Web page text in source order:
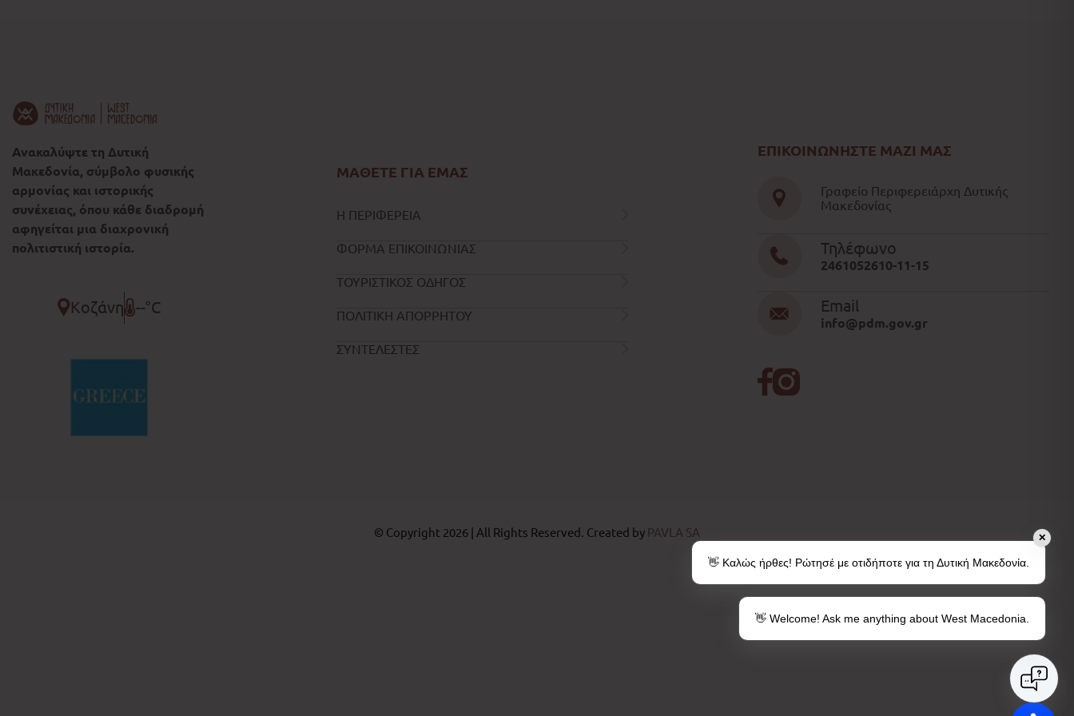
Ανακαλύψτε τη Δυτική
Μακεδονία, σύμβολο φυσικής
αρμονίας και ιστορικής
συνέχειας, όπου κάθε διαδρομή
αφηγείται μια διαχρονική
πολιτιστική ιστορία.
Κοζάνη --°C
ΜΑΘΕΤΕ ΓΙΑ ΕΜΑΣ
Η ΠΕΡΙΦΕΡΕΙΑ
ΦΟΡΜΑ ΕΠΙΚΟΙΝΩΝΙΑΣ
ΤΟΥΡΙΣΤΙΚΟΣ ΟΔΗΓΟΣ
ΠΟΛΙΤΙΚΗ ΑΠΟΡΡΗΤΟΥ
ΣΥΝΤΕΛΕΣΤΕΣ
ΕΠΙΚΟΙΝΩΝΗΣΤΕ ΜΑΖΙ ΜΑΣ
Γραφείο Περιφερειάρχη Δυτικής
Μακεδονίας
Τηλέφωνο
2461052610-11-15
Email
info@pdm.gov.gr
© Copyright 2026 | All Rights Reserved. Created by PAVLA SA ✕
👋 Καλώς ήρθες! Ρώτησέ με οτιδήποτε για τη Δυτική Μακεδονία.
👋 Welcome! Ask me anything about West Macedonia.